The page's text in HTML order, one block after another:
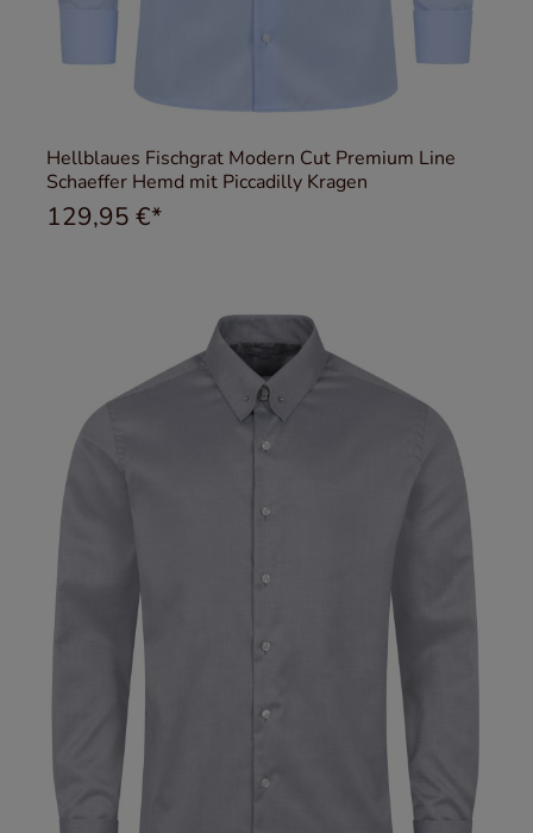
Hellblaues Fischgrat Modern Cut Premium Line
Schaeffer Hemd mit Piccadilly Kragen
129,95 €*